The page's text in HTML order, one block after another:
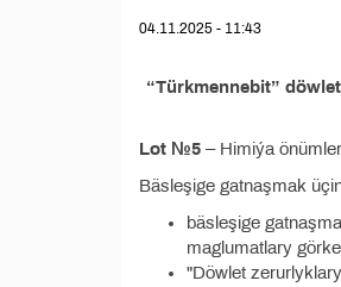
04.11.2025 - 11:43
“Türkmennebit”
Lot №5 – Himiýa
Bäsleşige gatnaşmak
bäsleşige
maglumatlary
"Döwlet